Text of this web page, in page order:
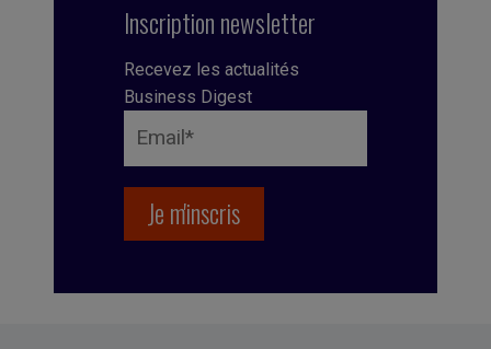
Inscription newsletter
Recevez les actualités
Business Digest